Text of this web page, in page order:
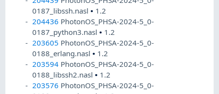
0187_libssh.nasl• 1.2
204436 PhotonOS_PHSA-2024-5_0-
0187_python3.nasl• 1.2
203605 PhotonOS_PHSA-2024-5_0-
0188_erlang.nasl• 1.2
203594 PhotonOS_PHSA-2024-5_0-
0188_libssh2.nasl• 1.2
203576 PhotonOS_PHSA-2024-5_0-